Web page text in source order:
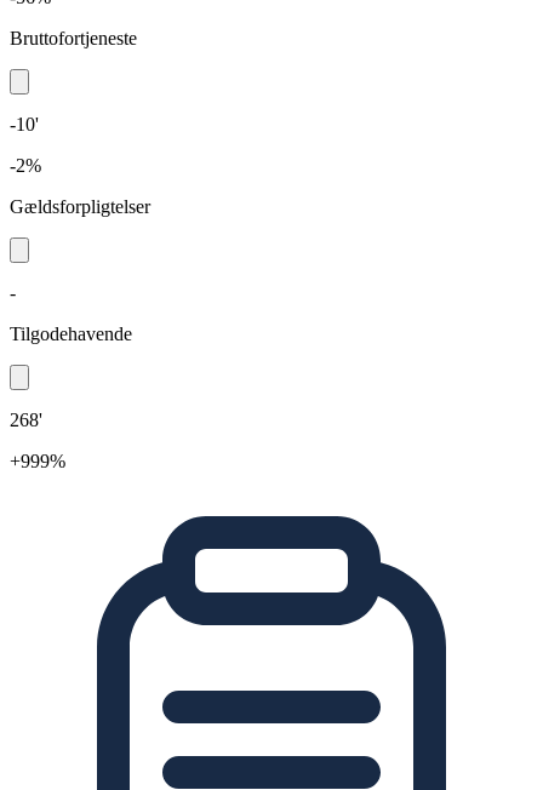
Bruttofortjeneste
-10'
-2%
Gældsforpligtelser
-
Tilgodehavende
268'
+999%